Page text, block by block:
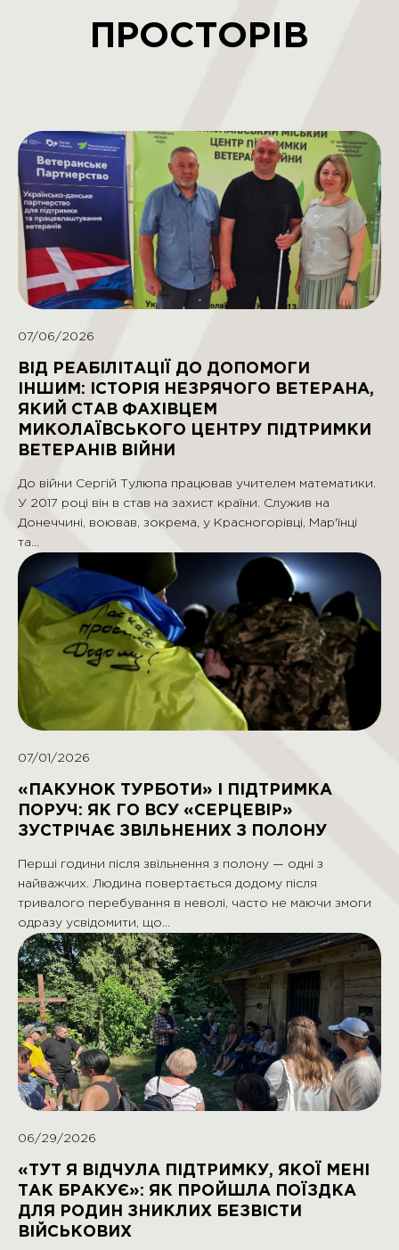
ПРОСТОРІВ
07/06/2026
ВІД РЕАБІЛІТАЦІЇ ДО ДОПОМОГИ
ІНШИМ: ІСТОРІЯ НЕЗРЯЧОГО ВЕТЕРАНА,
ЯКИЙ СТАВ ФАХІВЦЕМ
МИКОЛАЇВСЬКОГО ЦЕНТРУ ПІДТРИМКИ
ВЕТЕРАНІВ ВІЙНИ
До війни Сергій Тулюпа працював учителем математики.
У 2017 році він в став на захист країни. Служив на
Донеччині, воював, зокрема, у Красногорівці, Мар'їнці
та…
07/01/2026
«ПАКУНОК ТУРБОТИ» І ПІДТРИМКА
ПОРУЧ: ЯК ГО ВСУ «СЕРЦЕВІР»
ЗУСТРІЧАЄ ЗВІЛЬНЕНИХ З ПОЛОНУ
Перші години після звільнення з полону — одні з
найважчих. Людина повертається додому після
тривалого перебування в неволі, часто не маючи змоги
одразу усвідомити, що…
06/29/2026
«ТУТ Я ВІДЧУЛА ПІДТРИМКУ, ЯКОЇ МЕНІ
ТАК БРАКУЄ»: ЯК ПРОЙШЛА ПОЇЗДКА
ДЛЯ РОДИН ЗНИКЛИХ БЕЗВІСТИ
ВІЙСЬКОВИХ